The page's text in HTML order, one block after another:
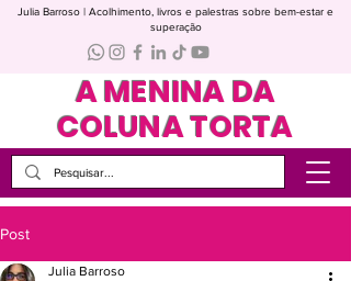
A MENINA DA
COLUNA TORTA
Julia Barroso | Acolhimento, livros e palestras sobre bem-estar e
superação
Post
Julia Barroso